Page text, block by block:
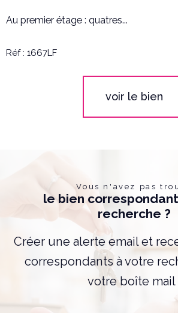
Au premier étage : quatres...
Réf : 1667LF
voir le bien
Vous n'avez pas
le bien
recherche ?
Créer une alerte email et
correspondants à votre
votre boîte mail